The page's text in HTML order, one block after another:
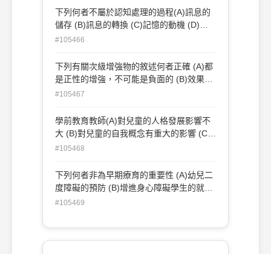
是無法從外在行為反應得知的。 (D)故事基
模和事件基模在內容與結構上都不相同。
下列何者不屬於認知處理的過程(A)訊息的
儲存 (B)訊息的轉換 (C)記憶的動機 (D)訊
息的提取。
#105466
下列有關次級增強物的敘述何者正確 (A)都
是正性的增強，不可能是負面的 (B)效果比
初級增強誤差 (C)必須與初級增強物連結才
增強物則是操作制約作用的結果。
#105467
學前教育教師(A)對兒童的人格發展影響不
大 (B)對兒童的自我概念有重大的影響 (C)
和中小學教師比較起來對個體長遠發展影響
卑的危機
#105468
下列何者非為早期療育的重要性 (A)幼兒二
度障礙的預防 (B)增進身心障礙學生的就學
#105469